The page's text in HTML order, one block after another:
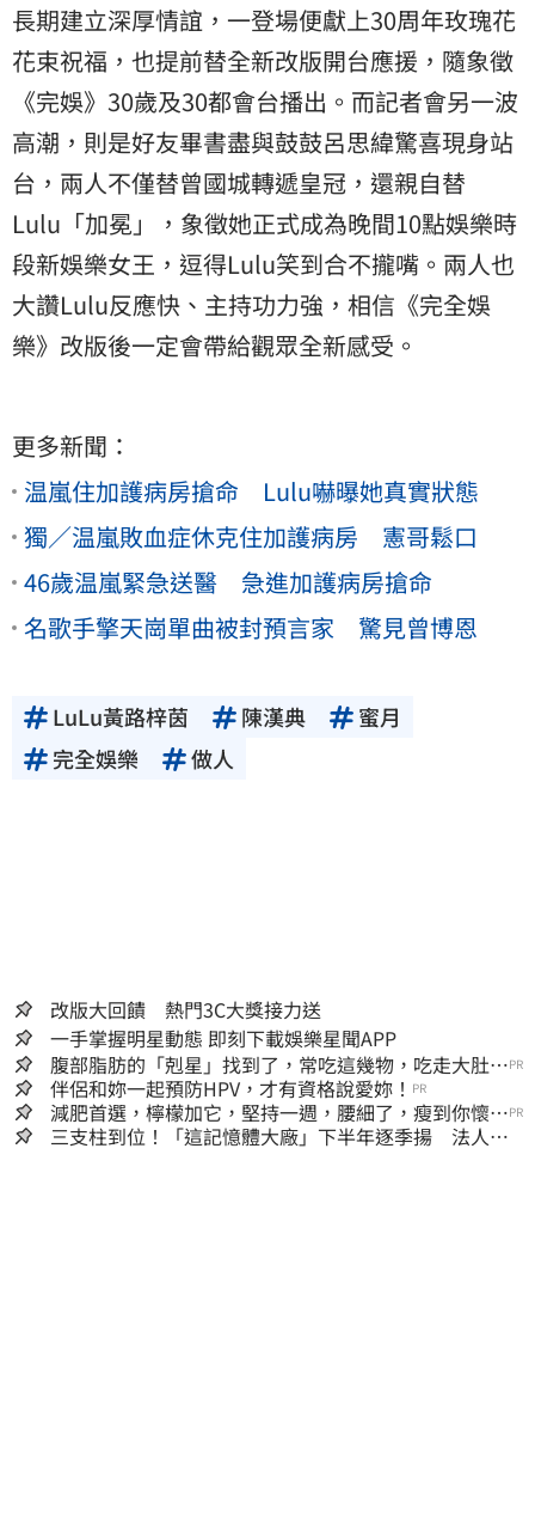
長期建立深厚情誼，一登場便獻上30周年玫瑰花
花束祝福，也提前替全新改版開台應援，隨象徵
《完娛》30歲及30都會台播出。而記者會另一波
高潮，則是好友畢書盡與鼓鼓呂思緯驚喜現身站
台，兩人不僅替曾國城轉遞皇冠，還親自替
Lulu「加冕」，象徵她正式成為晚間10點娛樂時
段新娛樂女王，逗得Lulu笑到合不攏嘴。兩人也
大讚Lulu反應快、主持功力強，相信《完全娛
樂》改版後一定會帶給觀眾全新感受。
更多新聞：
温嵐住加護病房搶命 Lulu嚇曝她真實狀態
獨／温嵐敗血症休克住加護病房 憲哥鬆口
46歲温嵐緊急送醫 急進加護病房搶命
名歌手擎天崗單曲被封預言家 驚見曾博恩
LuLu黃路梓茵 陳漢典
蜜月
完全娛樂
做人
改版大回饋 熱門3C大獎接力送
一手掌握明星動態 即刻下載娛樂星聞APP
腹部脂肪的「剋星」找到了，常吃這幾物，吃走大肚
囊，瘦出小蠻腰
PR
伴侶和妳一起預防HPV，才有資格說愛妳！ PR
減肥首選，檸檬加它，堅持一週，腰細了，瘦到你懷疑
人生
PR
三支柱到位！「這記憶體大廠」下半年逐季揚 法人喊